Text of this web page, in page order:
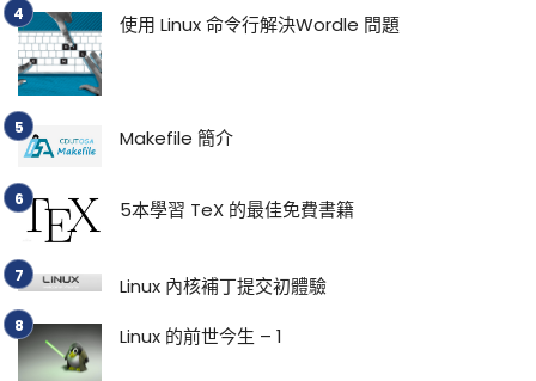
使用 Linux 命令行解決Wordle 問題
Makefile 簡介
5本學習 TeX 的最佳免費書籍
Linux 內核補丁提交初體驗
Linux 的前世今生 – 1